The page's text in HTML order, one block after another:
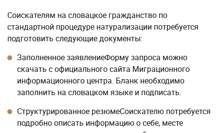
Соискателям на словацкое гражданство по
стандартной процедуре натурализации потребуется
подготовить следующие документы:
Заполненное заявлениеФорму запроса можно
скачать с официального сайта Миграционного
информационного центра. Бланк необходимо
заполнить на словацком языке и подписать.
Структурированное резюмеСоискателю потребуется
подробно описать информацию о себе, месте